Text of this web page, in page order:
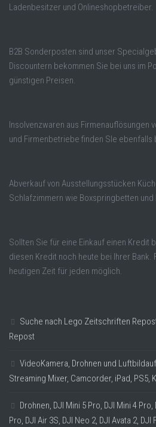
Ladenbesitzer und Onlineshopbetreiber.
B2B Sonderposten sind unser
Discountern bekommen Sie bei uns im
günstigen Preisen.
Insolvenzwaren aus Firmenauflösungen
und Firmenbetriebe finden SIe ebenfalls
Abverkauf von Ausstellungsstücken
Schlafzimmern wie Boxspringbetten
Sollten Sie für eine Einkauf einen Kredit
diesen Kredit noch heute bei Ihrer Bank.
heutigen Zeit für jeden möglich.
Suche nach Lego Zeitschriften
Repost
VideoKamera, Drohnen und
Streaming Mixer, Camcorder, iPad, PS5,
Drohnen, DJI Mini 5 Pro, DJI Mini 4
Pro, DJI Air 3S, DJI Neo 2, DJI Avata 2,